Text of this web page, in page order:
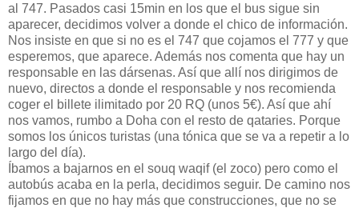
al 747. Pasados casi 15min en los que el bus sigue sin
aparecer, decidimos volver a donde el chico de información.
Nos insiste en que si no es el 747 que cojamos el 777 y que
esperemos, que aparece. Además nos comenta que hay un
responsable en las dársenas. Así que allí nos dirigimos de
nuevo, directos a donde el responsable y nos recomienda
coger el billete ilimitado por 20 RQ (unos 5€). Así que ahí
nos vamos, rumbo a Doha con el resto de qataries. Porque
somos los únicos turistas (una tónica que se va a repetir a lo
largo del día).
Íbamos a bajarnos en el souq waqif (el zoco) pero como el
autobús acaba en la perla, decidimos seguir. De camino nos
fijamos en que no hay más que construcciones, que no se